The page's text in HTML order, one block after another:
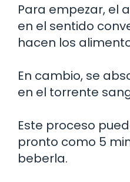
Para empezar, el
en el sentido
hacen los
En cambio, se
en el torrente
Este proceso
pronto como 5
beberla.